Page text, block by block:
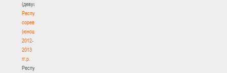
(девушки)
Республиканские
соревнования
(юноши)
2012-
2013
гг.р.
Республиканские